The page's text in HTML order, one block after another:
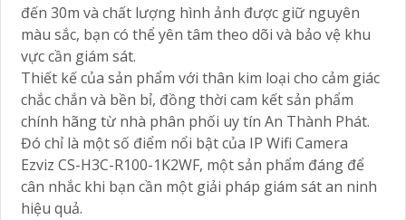
đến 30m và chất lượng hình ảnh được giữ nguyên
màu sắc, bạn có thể yên tâm theo dõi và bảo vệ khu
vực cần giám sát.
Thiết kế của sản phẩm với thân kim loại cho cảm giác
chắc chắn và bền bỉ, đồng thời cam kết sản phẩm
chính hãng từ nhà phân phối uy tín An Thành Phát.
Đó chỉ là một số điểm nổi bật của IP Wifi Camera
Ezviz CS-H3C-R100-1K2WF, một sản phẩm đáng để
cân nhắc khi bạn cần một giải pháp giám sát an ninh
hiệu quả.